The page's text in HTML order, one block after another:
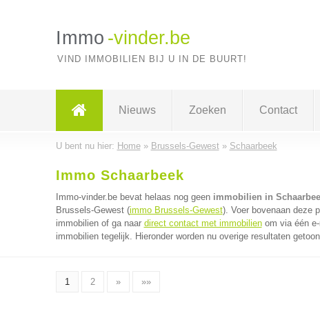
Immo -vinder.be
VIND IMMOBILIEN BIJ U IN DE BUURT!
Nieuws Zoeken Contact
U bent nu hier: Home» Brussels-Gewest» Schaarbeek
Immo Schaarbeek
Immo-vinder.be bevat helaas nog geen immobilien in
Brussels-Gewest (immo Brussels-Gewest). Voer bovenaan deze
immobilien of ga naar direct contact met immobilienom via één e-
immobilien tegelijk. Hieronder worden nu overige resultaten
1 2 » »»